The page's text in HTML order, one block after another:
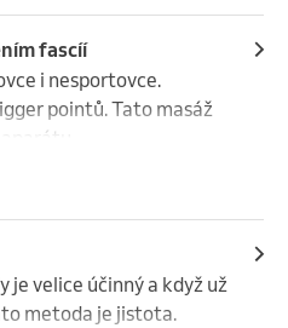
fascíí
i nesportovce.
pointů. Tato masáž
je velice účinný a když už
metoda je jistota.